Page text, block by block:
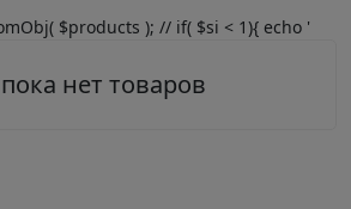
$products ); // if( $si < 1){ echo '
нет товаров